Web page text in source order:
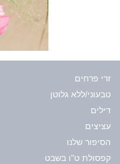
זרי פרחים
טבעוני/ללא גלוטן
דילים
עציצים
הסיפור שלנו
קפסולת ט"ו בשבט